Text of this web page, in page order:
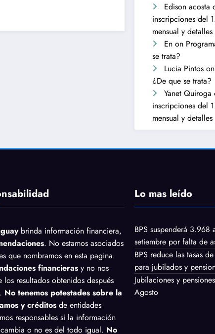
Edison acosta
inscripciones del
mensual y
En on
se trata?
Lucia Pintos on
¿De que se trata?
Yanet Quiroga
inscripciones del
mensual y
brinda información financiera,
. No estamos asociados
que nombramos en esta pagina.
financieras y no nos
los resultados obtenidos después
No tenemos potestades sobre la
y créditos de entidades
responsables si la información
o no es del todo igual. No
Lo mas leído
BPS suspenderá 3.968
setiembre por falta de
BPS reduce las tasas
para jubilados y
Jubilaciones y
Agosto